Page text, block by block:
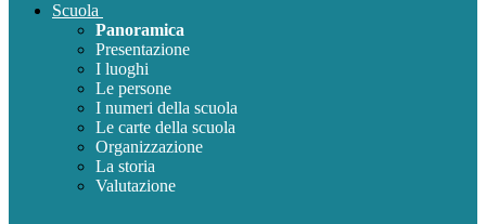
Scuola
Panoramica
Presentazione
I luoghi
Le persone
I numeri della scuola
Le carte della scuola
Organizzazione
La storia
Valutazione